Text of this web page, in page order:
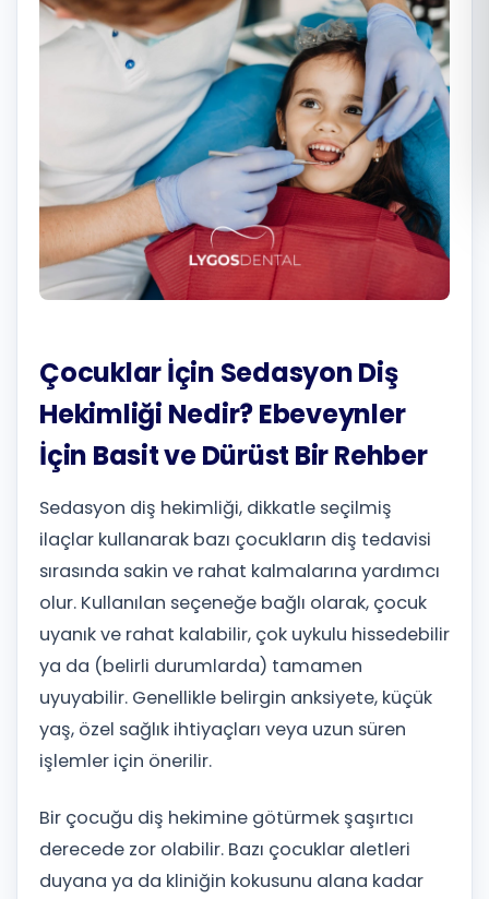
Română
Русский
Çocuklar İçin Sedasyon Diş
Hekimliği Nedir? Ebeveynler
İçin Basit ve Dürüst Bir Rehber
Sedasyon diş hekimliği, dikkatle seçilmiş
ilaçlar kullanarak bazı çocukların diş tedavisi
sırasında sakin ve rahat kalmalarına yardımcı
olur. Kullanılan seçeneğe bağlı olarak, çocuk
uyanık ve rahat kalabilir, çok uykulu hissedebilir
ya da (belirli durumlarda) tamamen
uyuyabilir. Genellikle belirgin anksiyete, küçük
yaş, özel sağlık ihtiyaçları veya uzun süren
işlemler için önerilir.
Bir çocuğu diş hekimine götürmek şaşırtıcı
derecede zor olabilir. Bazı çocuklar aletleri
duyana ya da kliniğin kokusunu alana kadar